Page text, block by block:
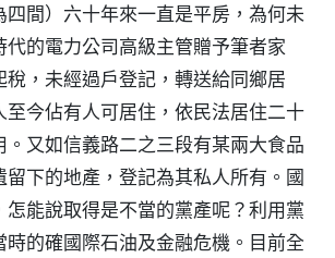
四間）六十年來一直是平房，為何未
代的電力公司高級主管贈予筆者家
稅，未經過戶登記，轉送給同鄉居
至今佔有人可居住，依民法居住二十
又如信義路二之三段有某兩大食品
下的地產，登記為其私人所有。國
怎能說取得是不當的黨產呢？利用黨
時的確國際石油及金融危機。目前全